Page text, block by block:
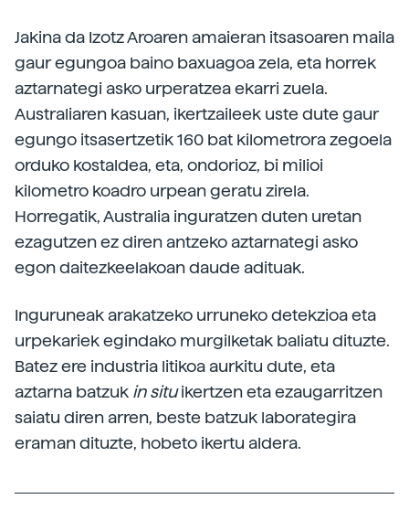
Jakina da Izotz Aroaren amaieran itsasoaren maila
gaur egungoa baino baxuagoa zela, eta horrek
aztarnategi asko urperatzea ekarri zuela.
Australiaren kasuan, ikertzaileek uste dute gaur
egungo itsasertzetik 160 bat kilometrora zegoela
orduko kostaldea, eta, ondorioz, bi milioi
kilometro koadro urpean geratu zirela.
Horregatik, Australia inguratzen duten uretan
ezagutzen ez diren antzeko aztarnategi asko
egon daitezkeelakoan daude adituak.
Inguruneak arakatzeko urruneko detekzioa eta
urpekariek egindako murgilketak baliatu dituzte.
Batez ere industria litikoa aurkitu dute, eta
aztarna batzuk in situikertzen eta ezaugarritzen
saiatu diren arren, beste batzuk laborategira
eraman dituzte, hobeto ikertu aldera.